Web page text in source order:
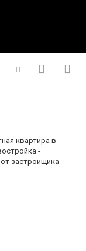
квартира в
-
застройщика